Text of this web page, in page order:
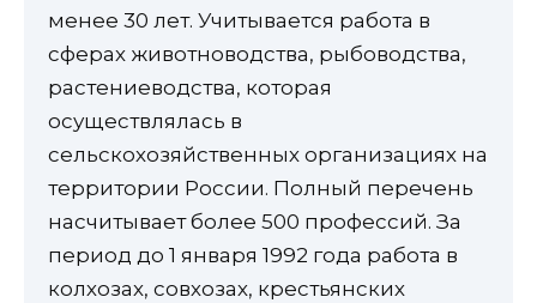
менее 30 лет. Учитывается работа в
сферах животноводства, рыбоводства,
растениеводства, которая
осуществлялась в
сельскохозяйственных организациях на
территории России. Полный перечень
насчитывает более 500 профессий. За
период до 1 января 1992 года работа в
колхозах, совхозах, крестьянских